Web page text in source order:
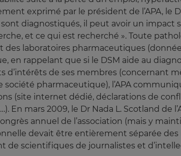
exprimé par le président de l’APA, le
diagnostiqués, il peut avoir un impact
et ce qui est recherché ». Toute
des laboratoires pharmaceutiques
en rappelant que si le DSM aide au
d’intérêts de ses membres (concernant
pharmaceutique), l’APA
(site internet dédié, déclarations de
En mars 2009, le Dr Nada L. Scotland de
annuel de l’association (mais y
devait être entièrement séparée
de scientifiques de journalistes et